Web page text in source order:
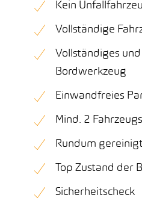
Kein
Vollständige
Vollständiges
Bordwerkzeug
Einwandfreies
Mind. 2
Rundum
Top Zustand der
Sicherheitscheck